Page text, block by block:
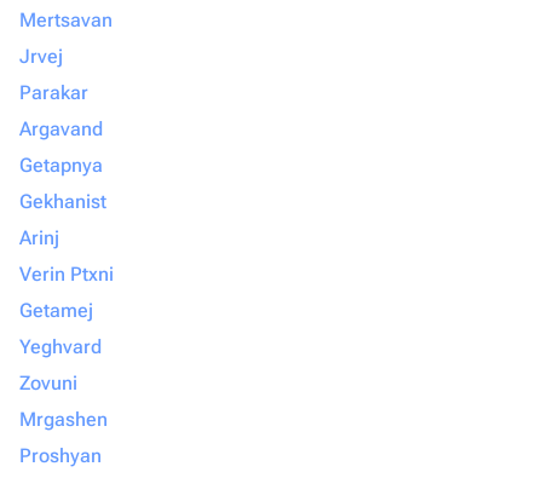
Mertsavan
Jrvej
Parakar
Argavand
Getapnya
Gekhanist
Arinj
Verin Ptxni
Getamej
Yeghvard
Zovuni
Mrgashen
Proshyan